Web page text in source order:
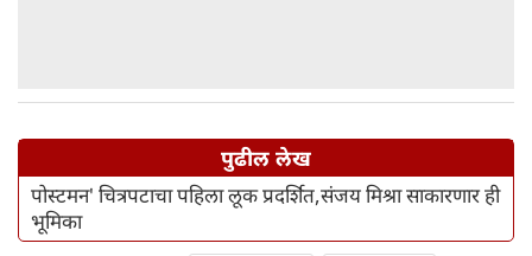
पुढील लेख
पोस्टमन' चित्रपटाचा पहिला लूक प्रदर्शित,संजय मिश्रा साकारणार ही
भूमिका